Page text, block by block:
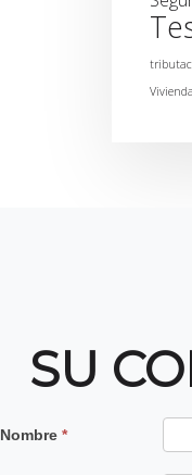
Vivienda
SU
Contacto
Nombre*